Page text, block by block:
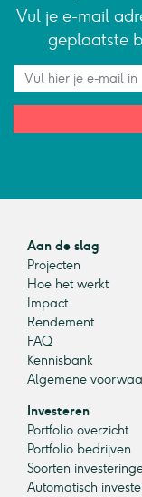
Vul je e-mail
geplaatste
Aan de slag
Projecten
Hoe het werkt
Impact
Rendement
FAQ
Kennisbank
Algemene
Investeren
Portfolio overzicht
Portfolio bedrijven
Soorten
Automatisch